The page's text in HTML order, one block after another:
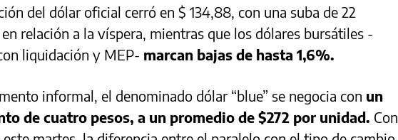
del dólar oficial cerró en $ 134,88, con una suba de 22
relación a la víspera, mientras que los dólares bursátiles -
liquidación y MEP- marcan bajas de hasta 1,6%.
informal, el denominado dólar “blue” se negocia con un
de cuatro pesos, a un promedio de $272 por unidad. Con